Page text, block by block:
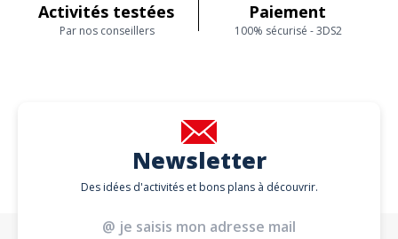
Activités testées
Par nos conseillers
Paiement
100% sécurisé - 3DS2
Newsletter
Des idées d'activités et bons plans à découvrir.